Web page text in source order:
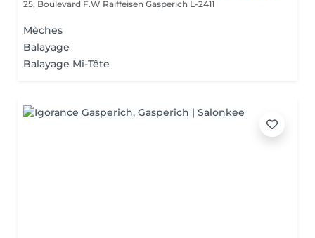
25, Boulevard F.W Raiffeisen Gasperich L-2411
Mèches
Balayage
Balayage Mi-Tête